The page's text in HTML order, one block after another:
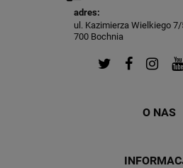
adres:
ul. Kazimierza Wielkiego
700 Bochnia
O NAS